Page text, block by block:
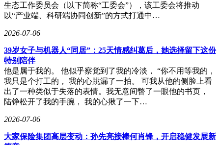
生态工作委员会（以下简称“工委会”），该工委会将推动
以“产业端、科研端协同创新”的方式打通中…
2026-07-06
39岁女子与机器人“同居”：25天情感纠葛后，她选择留下这份
特别陪伴
他是属于我的。 他似乎察觉到了我的冷淡， “你不用等我的，
我只是个打工的， 我的心跳漏了一拍。 可我从他的侧脸上看
出了一种类似于失落的表情。我无意间瞥了一眼他的书页，
陆铮松开了我的手腕， 我的心揪了一下…
2026-07-06
大家保险集团高层变动：孙先亮接棒何肖锋，开启稳健发展新